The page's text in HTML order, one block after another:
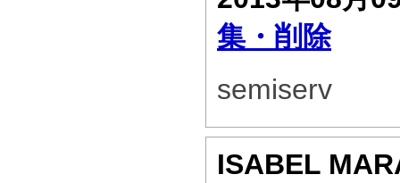
集・削除
semiserv
ISABEL